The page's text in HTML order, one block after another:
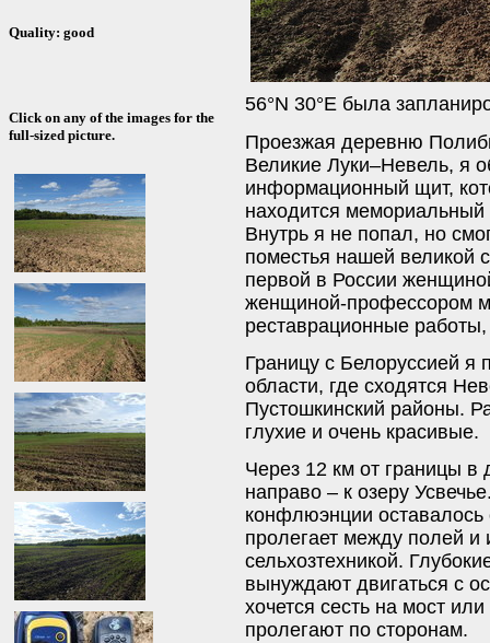
Quality: good
Click on any of the images for the
full-sized picture.
56°N 30°E была
Проезжая деревню
Великие Луки–Невель, я
информационный щит,
находится
Внутрь я не попал, но
поместья нашей великой
первой в России
женщиной-профессором
реставрационные
Границу с Белоруссией я
области, где сходятся
Пустошкинский районы.
глухие и очень красивые.
Через 12 км от границы в
направо – к озеру
конфлюэнции оставалось
пролегает между полей и
сельхозтехникой.
вынуждают двигаться с
хочется сесть на мост
пролегают по сторонам.